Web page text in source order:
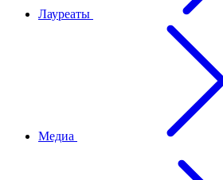
Лауреаты
Медиа